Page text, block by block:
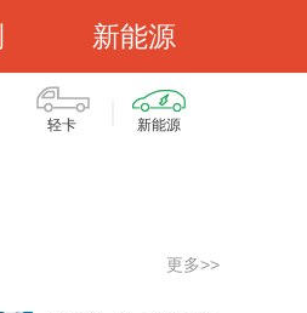
新能源
轻卡 新能源
更多>>